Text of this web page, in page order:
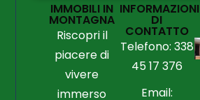
IMMOBILI IN
MONTAGNA
Riscopri il
piacere di
vivere
immerso
INFORMAZIONI
DI
CONTATTO
Telefono: 338
45 17 376
Email: